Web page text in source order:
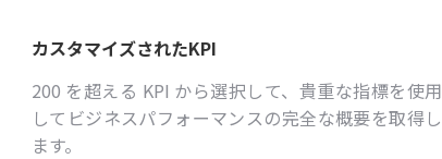
カスタマイズされたKPI
200 を超える KPI から選択して、貴重な指標を使用
してビジネスパフォーマンスの完全な概要を取得し
ます。